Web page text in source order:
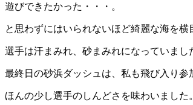
遊びできたかった・・・。
と思わずにはいられないほど綺麗な海を横
選手は汗まみれ、砂まみれになっていまし
最終日の砂浜ダッシュは、私も飛び入り参
ほんの少し選手のしんどさを味わいました。